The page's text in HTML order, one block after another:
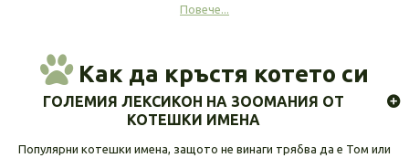
Повече...
Как да кръстя котето си
ГОЛЕМИЯ ЛЕКСИКОН НА ЗООМАНИЯ ОТ
КОТЕШКИ ИМЕНА
Популярни котешки имена, защото не винаги трябва да е Том или